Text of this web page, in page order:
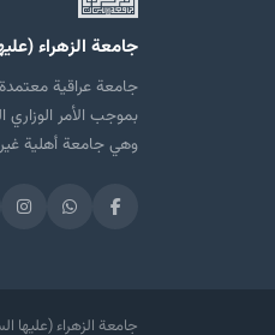
جامعة الزهراء
جامعة عراقية
وهي جامعة أهلية
2026 جامعة الزهراء